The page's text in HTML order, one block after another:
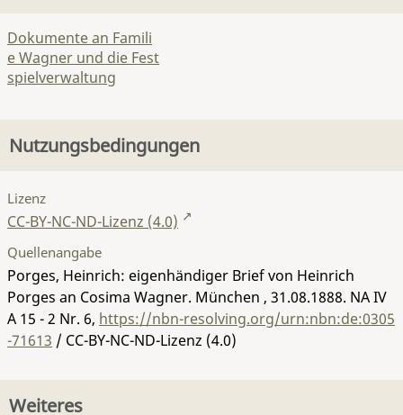
Dokumente an Famili
e Wagner und die Fest
spielverwaltung
Nutzungsbedingungen
Lizenz
CC-BY-NC-ND-Lizenz (4.0)
Quellenangabe
Porges, Heinrich: eigenhändiger Brief von Heinrich
Porges an Cosima Wagner. München , 31.08.1888. NA IV
A 15 - 2 Nr. 6, https://nbn-resolving.org/urn:nbn:de:0305
-71613 / CC-BY-NC-ND-Lizenz (4.0)
Weiteres